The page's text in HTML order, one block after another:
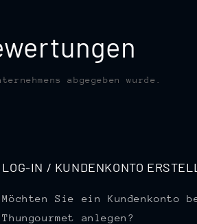
abgegeben wurde.
LOG-IN / KUNDENKONTO
Möchten Sie ein Kundenkonto
Thungourmet anlegen?